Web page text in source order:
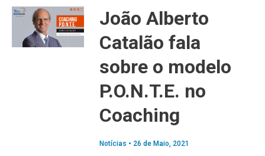
João Alberto
Catalão fala
sobre o modelo
P.O.N.T.E. no
Coaching
Notícias • 26 de Maio, 2021